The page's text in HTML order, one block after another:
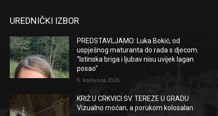
UREDNIČKI IZBOR
PREDSTAVLJAMO: Luka Bokić, od
uspješnog maturanta do rada s djecom.
“Istinska briga i ljubav nisu uvijek lagan
posao“
9. kolovoza 2026.
KRIŽ U CRKVICI SV. TEREZE U GRADU
Vizualno moćan, a porukom kolosalan